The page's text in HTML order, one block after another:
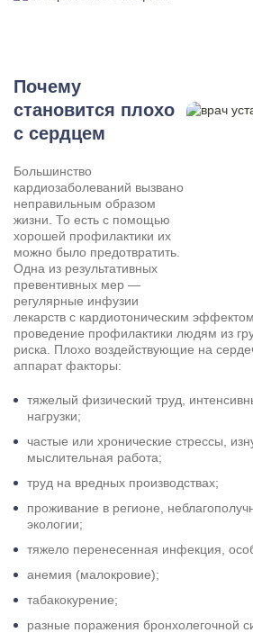
Почему
становится плохо
с сердцем
Большинство
кардиозаболеваний вызвано
неправильным образом
жизни. То есть с помощью
хорошей профилактики их
можно было предотвратить.
Одна из результативных
превентивных мер —
регулярные инфузии
лекарств с кардиотоническим
проведение профилактики людям из
риска. Плохо воздействующие на
аппарат факторы:
тяжелый физический труд,
нагрузки;
частые или хронические стрессы,
мыслительная работа;
труд на вредных производствах;
проживание в регионе,
экологии;
тяжело перенесенная инфекция,
анемия (малокровие);
табакокурение;
разные поражения бронхолегочной